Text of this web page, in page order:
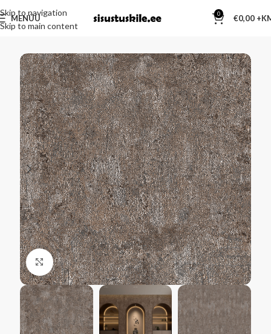
Skip to navigation
Skip to main content
MENÜÜ 0 €0,00
Kliki suurendamiseks